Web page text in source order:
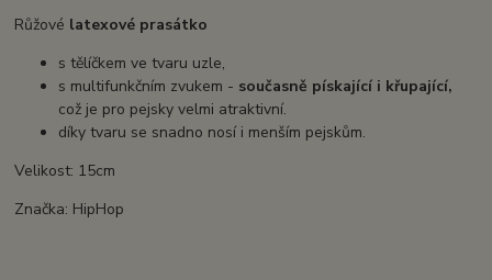
Růžové latexové prasátko
s tělíčkem ve tvaru uzle,
s multifunkčním zvukem - současně pískající i křupající,
což je pro pejsky velmi atraktivní.
díky tvaru se snadno nosí i menším pejskům.
Velikost: 15cm
Značka: HipHop